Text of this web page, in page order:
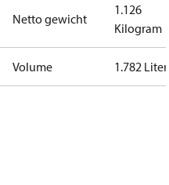
Netto gewicht
1.126
Kilogram
Volume 1.782 Liter